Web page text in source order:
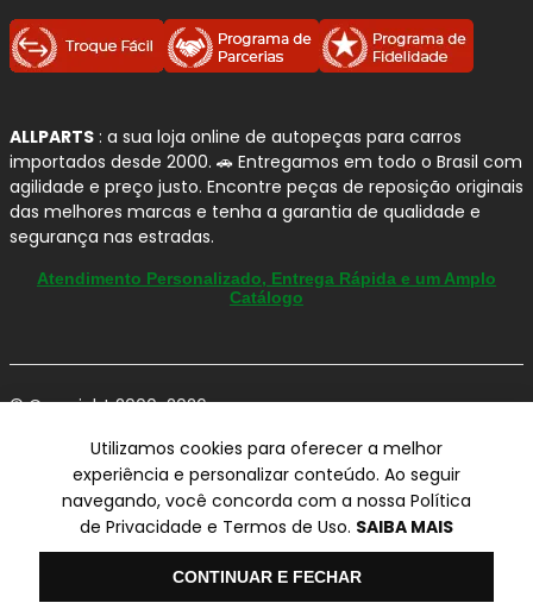
ALLPARTS : a sua loja online de autopeças para carros
importados desde 2000. 🚗 Entregamos em todo o Brasil com
agilidade e preço justo. Encontre peças de reposição originais
das melhores marcas e tenha a garantia de qualidade e
segurança nas estradas.
Atendimento Personalizado, Entrega Rápida e um Amplo
Catálogo
© Copyright 2000-2026
CNPJ 03.724.695/0001-42 - Av. Avelino Capellato, 450 - Santa
Claudina - Vinhedo/SP - CEP 13284-480.
Preços, condições de pagamento e frete exclusivos para compras via
internet utilizando CPF, podendo variar na Loja Física e Televendas.
Preços e descontos podem variar no checkout.
Certifique-se de revisar o seu carrinho para obter o preço final antes
Utilizamos cookies para oferecer a melhor
experiência e personalizar conteúdo. Ao seguir
navegando, você concorda com a nossa Política
de Privacidade e Termos de Uso. SAIBA MAIS
CONTINUAR E FECHAR